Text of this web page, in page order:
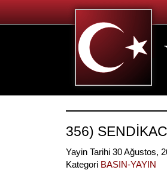
356)
Yayin Tarihi 30 Ağustos,
Kategori BASIN-YAYIN